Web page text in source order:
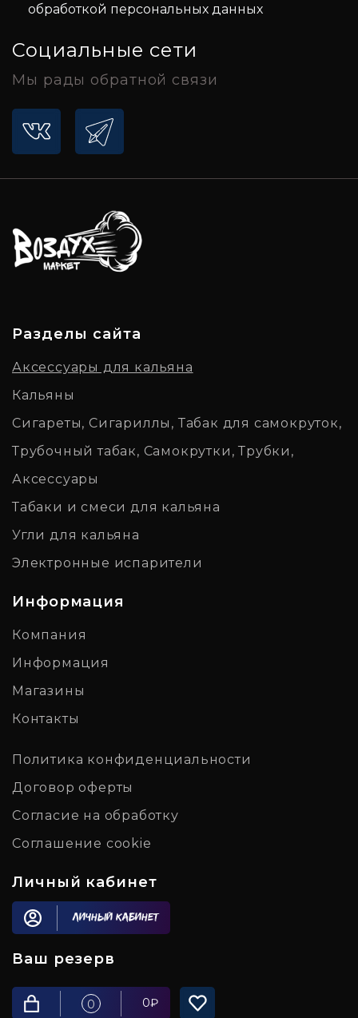
обработкой персональных данных
Социальные сети
Мы рады обратной связи
Разделы сайта
Аксессуары для кальяна
Кальяны
Сигареты, Сигариллы, Табак для самокруток,
Трубочный табак, Самокрутки, Трубки,
Аксессуары
Табаки и смеси для кальяна
Угли для кальяна
Электронные испарители
Информация
Компания
Информация
Магазины
Контакты
Политика конфиденциальности
Договор оферты
Согласие на обработку
Соглашение cookie
Личный кабинет
Личный кабинет
Ваш резерв
0 0₽